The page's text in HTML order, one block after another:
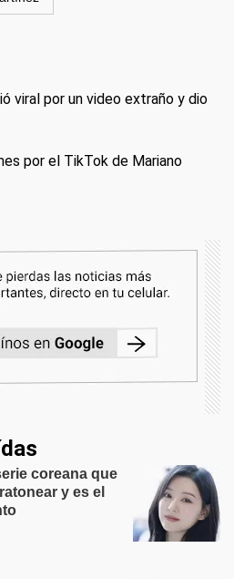
viral por un video extraño y dio
por el TikTok de Mariano
coreana que
y es el